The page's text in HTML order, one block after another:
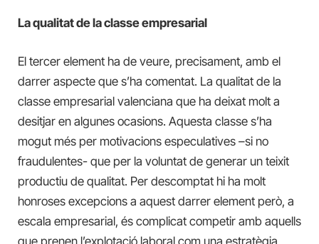
La qualitat de la classe empresarial
El tercer element ha de veure, precisament, amb el
darrer aspecte que s’ha comentat. La qualitat de la
classe empresarial valenciana que ha deixat molt a
desitjar en algunes ocasions. Aquesta classe s’ha
mogut més per motivacions especulatives –si no
fraudulentes- que per la voluntat de generar un teixit
productiu de qualitat. Per descomptat hi ha molt
honroses excepcions a aquest darrer element però, a
escala empresarial, és complicat competir amb aquells
que prenen l’explotació laboral com una estratègia